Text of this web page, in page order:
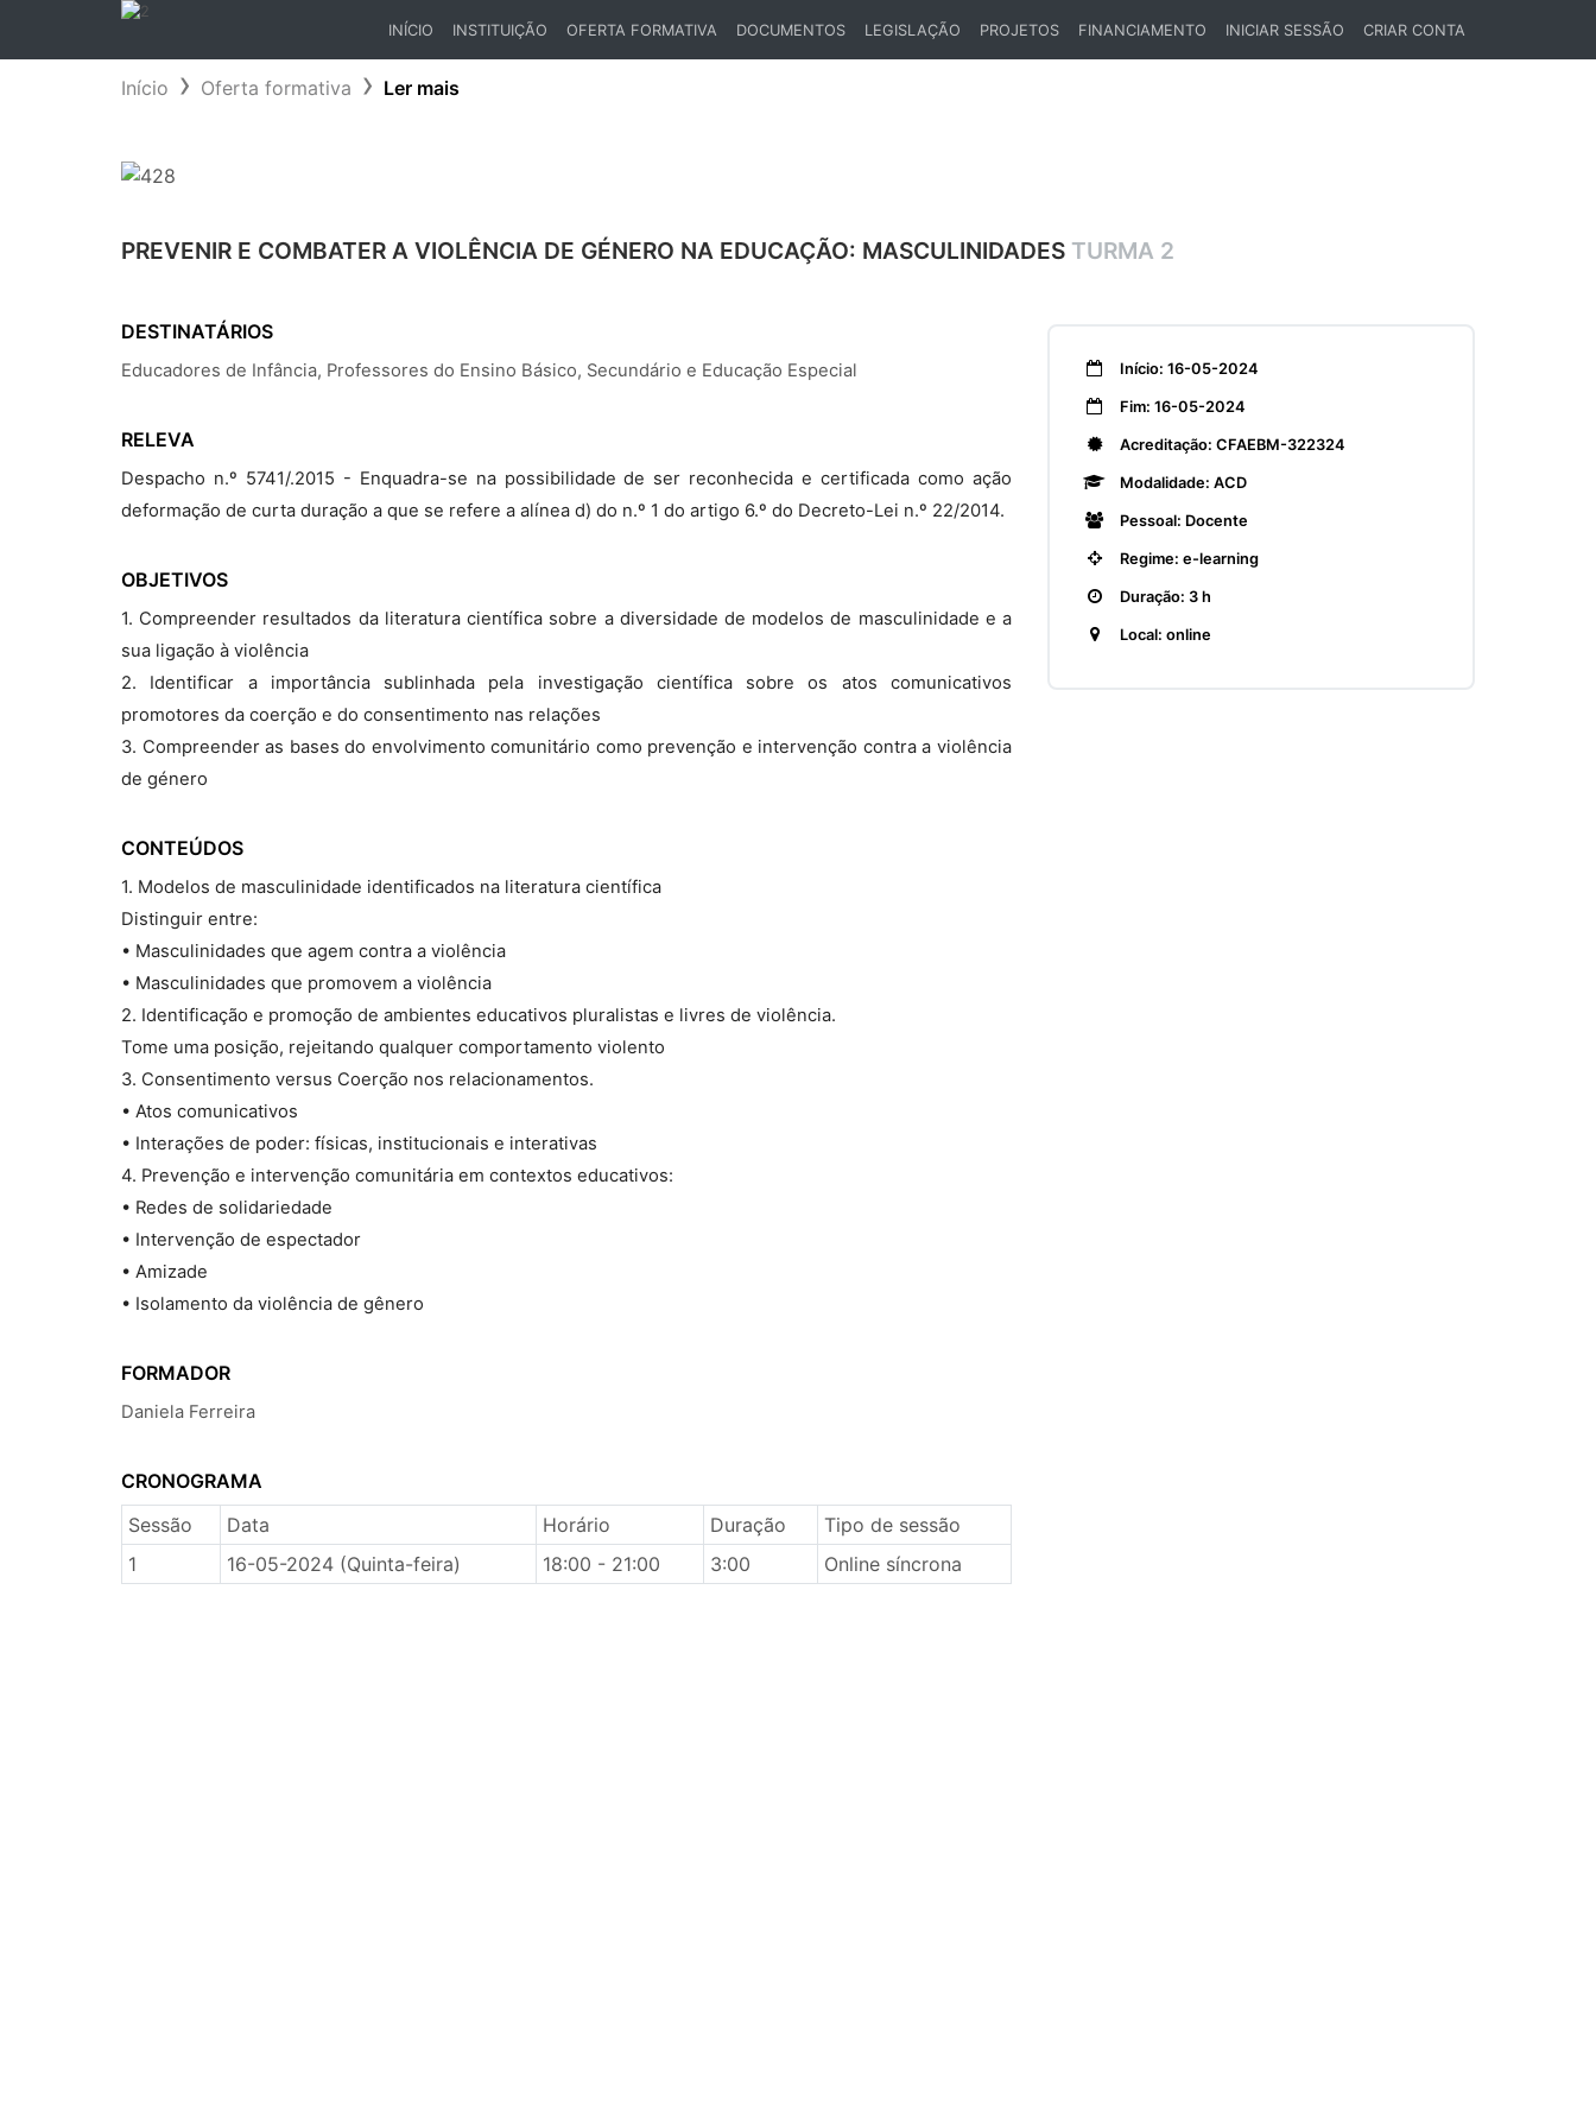
INÍCIO
INSTITUIÇÃO OFERTA FORMATIVA DOCUMENTOS LEGISLAÇÃO PROJETOS FINANCIAMENTO INICIAR SESSÃO CRIAR CONTA
Início Oferta formativa Ler mais
PREVENIR E COMBATER A VIOLÊNCIA DE GÉNERO NA EDUCAÇÃO: MASCULINIDADES TURMA 2
DESTINATÁRIOS
Educadores de Infância, Professores do Ensino Básico, Secundário e Educação Especial
RELEVA
Despacho n.º 5741/.2015 - Enquadra-se na possibilidade de ser reconhecida e certificada como ação
deformação de curta duração a que se refere a alínea d) do n.º 1 do artigo 6.º do Decreto-Lei n.º 22/2014.
OBJETIVOS
1. Compreender resultados da literatura científica sobre a diversidade de modelos de masculinidade e a
sua ligação à violência
2. Identificar a importância sublinhada pela investigação científica sobre os atos comunicativos
promotores da coerção e do consentimento nas relações
3. Compreender as bases do envolvimento comunitário como prevenção e intervenção contra a violência
de género
CONTEÚDOS
1. Modelos de masculinidade identificados na literatura científica
Distinguir entre:
• Masculinidades que agem contra a violência
• Masculinidades que promovem a violência
2. Identificação e promoção de ambientes educativos pluralistas e livres de violência.
Tome uma posição, rejeitando qualquer comportamento violento
3. Consentimento versus Coerção nos relacionamentos.
• Atos comunicativos
• Interações de poder: físicas, institucionais e interativas
4. Prevenção e intervenção comunitária em contextos educativos:
• Redes de solidariedade
• Intervenção de espectador
• Amizade
• Isolamento da violência de gênero
FORMADOR
Daniela Ferreira
CRONOGRAMA
Sessão
Data Horário Duração
Tipo de sessão
1
16-05-2024 (Quinta-feira) 18:00 - 21:00 3:00 Online síncrona
Início: 16-05-2024
Fim: 16-05-2024
Acreditação: CFAEBM-322324
Modalidade: ACD
Pessoal: Docente
Regime: e-learning
Duração: 3 h
Local: online